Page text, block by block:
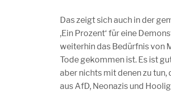
Das zeigt sich auch in der
,Ein Prozent‘ für eine
weiterhin das Bedürfnis von
Tode gekommen ist. Es ist
aber nichts mit denen zu
aus AfD, Neonazis und